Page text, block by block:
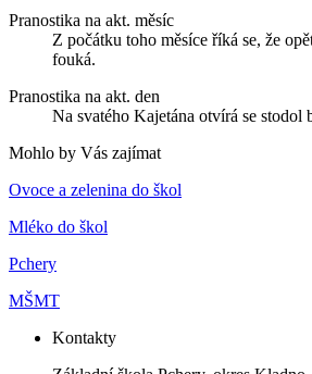
Pranostika na akt. měsíc
Z počátku toho měsíce říká se, že
fouká.
Pranostika na akt. den
Na svatého Kajetána otvírá se stodol
Mohlo by Vás zajímat
Ovoce a zelenina do škol
Mléko do škol
Pchery
MŠMT
Kontakty